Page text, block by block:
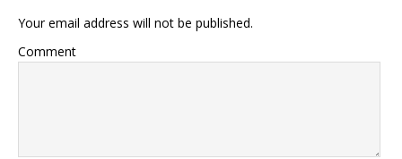
Your email address will not be published.
Comment